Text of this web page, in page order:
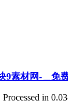
9素材网-＿免
Processed in